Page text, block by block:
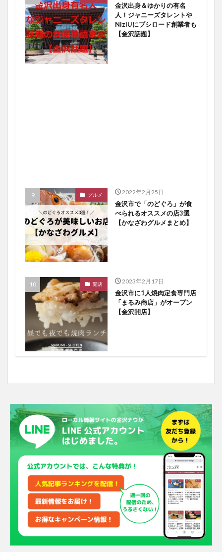
金沢出身＆ゆかりの有名
人！ジャニーズタレントや
NiziUにブシロード創業者も
【金沢話題】
グルメ 2022年2月25日
金沢市で「のどぐろ」が食
べられるオススメの店3選
【かなざわグルメまとめ】
開店 2023年2月17日
金沢市に1人焼肉定食専門店
「まるみ商店」がオープン
【金沢開店】